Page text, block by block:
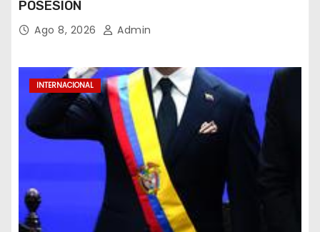
POSESION
Ago 8, 2026 Admin
INTERNACIONAL